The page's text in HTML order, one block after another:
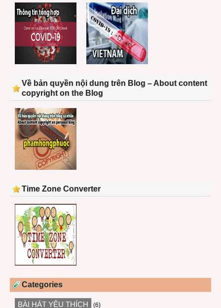
Về bản quyền nội dung trên Blog – About content
copyright on the Blog
Time Zone Converter
Categories
BÀI HÁT YÊU THÍCH (6)